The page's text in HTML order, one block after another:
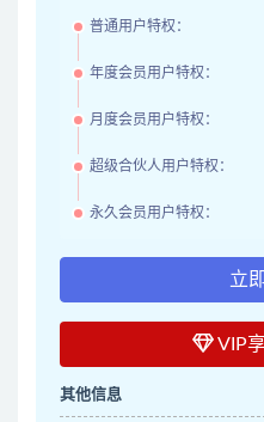
普通用户特权：
年度会员用户特权：
月度会员用户特权：
超级合伙人用户特权：
永久会员用户特权：
立
VIP
其他信息